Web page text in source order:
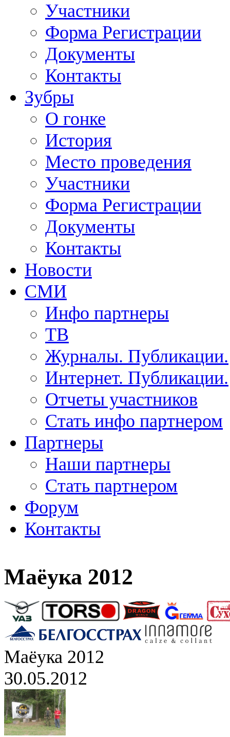
Участники
Форма Регистрации
Документы
Контакты
Зубры
О гонке
История
Место проведения
Участники
Форма Регистрации
Документы
Контакты
Новости
СМИ
Инфо партнеры
ТВ
Журналы. Публикации.
Интернет. Публикации.
Отчеты участников
Стать инфо партнером
Партнеры
Наши партнеры
Стать партнером
Форум
Контакты
Маёука 2012
Маёука 2012
30.05.2012